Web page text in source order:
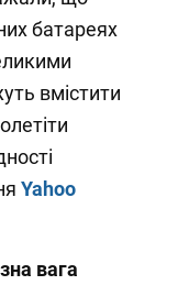
батареях
вмістити
Yahoo
вага